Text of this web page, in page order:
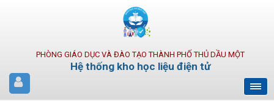
PHÒNG GIÁO DỤC VÀ ĐÀO TẠO THÀNH PHỐ THỦ DẦU MỘT
Hệ thống kho học liệu điện tử